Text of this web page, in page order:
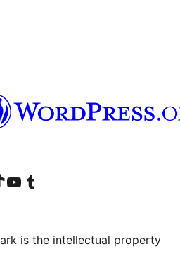
へYouTube チャンネルへ Tumblr アカウントへ
is the intellectual property